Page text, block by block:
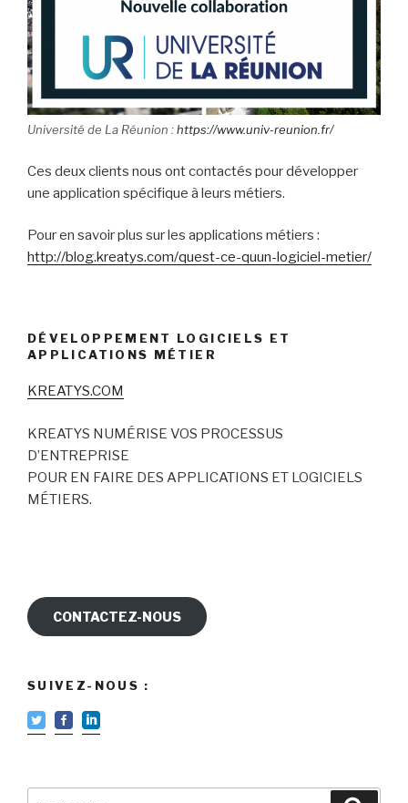
Université de La Réunion :https://www.univ-reunion.fr/
Ces deux clients nous ont contactés pour développer
une application spécifique à leurs métiers.
Pour en savoir plus sur les applications métiers :
http://blog.kreatys.com/quest-ce-quun-logiciel-metier/
DÉVELOPPEMENT LOGICIELS ET
APPLICATIONS MÉTIER
KREATYS.COM
KREATYS NUMÉRISE VOS PROCESSUS
D’ENTREPRISE
POUR EN FAIRE DES APPLICATIONS ET LOGICIELS
MÉTIERS.
CONTACTEZ-NOUS
SUIVEZ-NOUS :